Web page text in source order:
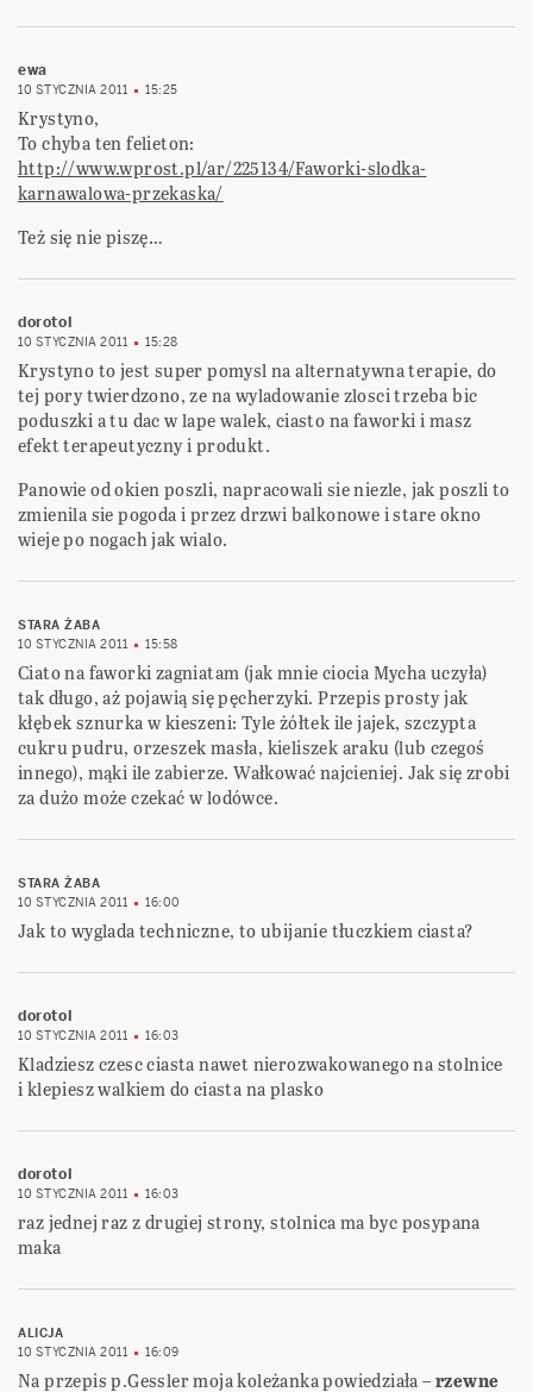
ewa
10 STYCZNIA 2011 15:25
Krystyno,
To chyba ten felieton:
http://www.wprost.pl/ar/225134/Faworki-slodka-
karnawalowa-przekaska/
Też się nie piszę…
dorotol
10 STYCZNIA 2011 15:28
Krystyno to jest super pomysl na alternatywna terapie, do
tej pory twierdzono, ze na wyladowanie zlosci trzeba bic
poduszki a tu dac w lape walek, ciasto na faworki i masz
efekt terapeutyczny i produkt.
Panowie od okien poszli, napracowali sie niezle, jak poszli to
zmienila sie pogoda i przez drzwi balkonowe i stare okno
wieje po nogach jak wialo.
STARA ŻABA
10 STYCZNIA 2011
15:58
Ciato na faworki zagniatam (jak mnie ciocia Mycha uczyła)
tak długo, aż pojawią się pęcherzyki. Przepis prosty jak
kłębek sznurka w kieszeni: Tyle żółtek ile jajek, szczypta
cukru pudru, orzeszek masła, kieliszek araku (lub czegoś
innego), mąki ile zabierze. Wałkować najcieniej. Jak się zrobi
za dużo może czekać w lodówce.
STARA ŻABA
10 STYCZNIA 2011
16:00
Jak to wyglada techniczne, to ubijanie tłuczkiem ciasta?
dorotol
10 STYCZNIA 2011 16:03
Kladziesz czesc ciasta nawet nierozwakowanego na stolnice
i klepiesz walkiem do ciasta na plasko
dorotol
10 STYCZNIA 2011 16:03
raz jednej raz z drugiej strony, stolnica ma byc posypana
maka
ALICJA
10 STYCZNIA 2011
16:09
Na przepis p.Gessler moja koleżanka powiedziała –rzewne